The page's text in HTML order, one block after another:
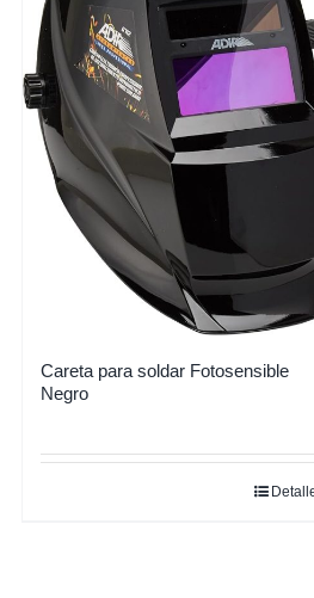
Careta para soldar Fotosensible
Negro